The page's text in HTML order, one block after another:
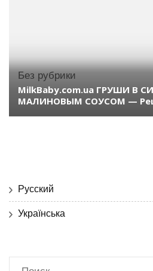
Без рубрики
MilkBaby.com.ua ГРУШИ В
МАЛИНОВЫМ СОУСОМ —
Русский
Українська